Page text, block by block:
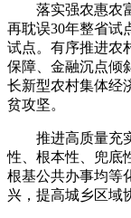
落实强农惠农富
再耽误30年整省试
试点。有序推进农
保障、金融沉点倾
长新型农村集体经
贫攻坚。
推进高质量充实
性、根本性、兜底
根基公共办事均等
兴，提高城乡区域